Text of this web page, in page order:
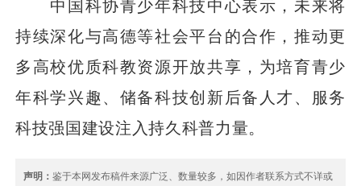
中国科协青少年科技中心表示，未来将
持续深化与高德等社会平台的合作，推动更
多高校优质科教资源开放共享，为培育青少
年科学兴趣、储备科技创新后备人才、服务
科技强国建设注入持久科普力量。
声明：鉴于本网发布稿件来源广泛、数量较多，如因作者联系方式不详或